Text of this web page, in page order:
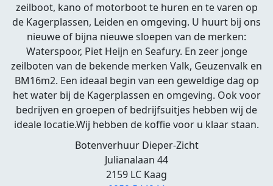
zeilboot, kano of motorboot te huren en te varen op
de Kagerplassen, Leiden en omgeving. U huurt bij ons
nieuwe of bijna nieuwe sloepen van de merken:
Waterspoor, Piet Heijn en Seafury. En zeer jonge
zeilboten van de bekende merken Valk, Geuzenvalk en
BM16m2. Een ideaal begin van een geweldige dag op
het water bij de Kagerplassen en omgeving. Ook voor
bedrijven en groepen of bedrijfsuitjes hebben wij de
ideale locatie.Wij hebben de koffie voor u klaar staan.
Botenverhuur Dieper-Zicht
Julianalaan 44
2159 LC Kaag